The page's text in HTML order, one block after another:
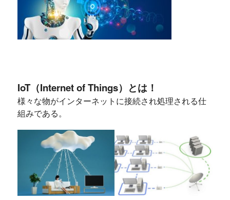
IoT（Internet of Things）とは！
様々な物がインターネットに接続され処理される仕
組みである。